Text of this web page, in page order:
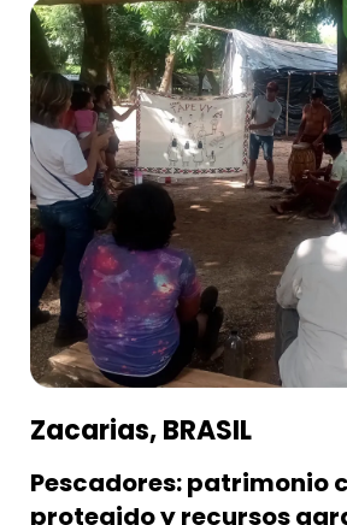
Zacarias, BRASIL
Pescadores: patrimonio
protegido y recursos